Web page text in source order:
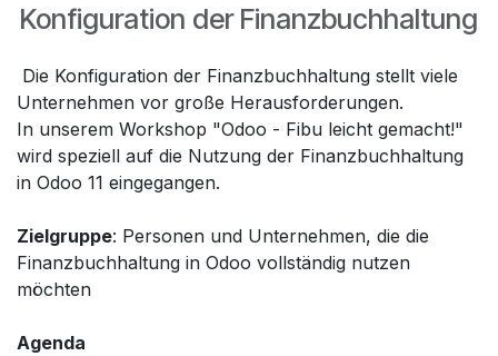
Konfiguration der Finanzbuchhaltung
Die Konfiguration der Finanzbuchhaltung stellt viele
Unternehmen vor große Herausforderungen.
In unserem Workshop "Odoo - Fibu leicht gemacht!"
wird speziell auf die Nutzung der Finanzbuchhaltung
in Odoo 11 eingegangen.
Zielgruppe: Personen und Unternehmen, die die
Finanzbuchhaltung in Odoo vollständig nutzen
möchten
Agenda